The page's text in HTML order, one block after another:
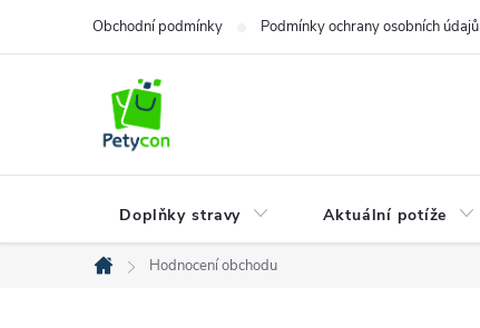
obsah
Obchodní podmínky Podmínky ochrany osobních údajů
Doplňky stravy Aktuální potíže
Domů
Hodnocení obchodu